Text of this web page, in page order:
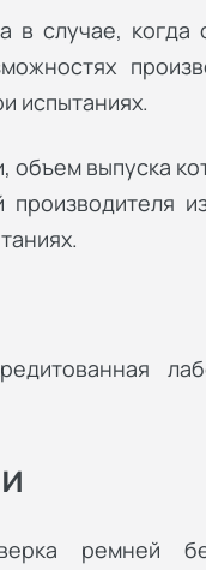
в случае, когда
испытаниях.
объем выпуска
ремней